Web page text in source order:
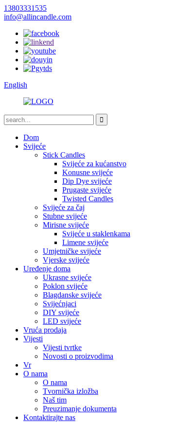
13803331535
info@allincandle.com
English
Dom
Svijeće
Stick Candles
Svijeće za kućanstvo
Konusne svijeće
Dip Dye svijeće
Prugaste svijeće
Twisted Candles
Svijeće za čaj
Stubne svijeće
Mirisne svijeće
Svijeće u staklenkama
Limene svijeće
Umjetničke svijeće
Vjerske svijeće
Uređenje doma
Ukrasne svijeće
Poklon svijeće
Blagdanske svijeće
Svijećnjaci
DIY svijeće
LED svijeće
Vruća prodaja
Vijesti
Vijesti tvrtke
Novosti o proizvodima
Vr
O nama
O nama
Tvornička izložba
Naš tim
Preuzimanje dokumenta
Kontaktirajte nas